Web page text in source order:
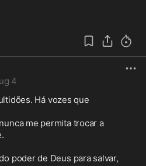
4
me permita trocar a
poder de Deus para salvar,